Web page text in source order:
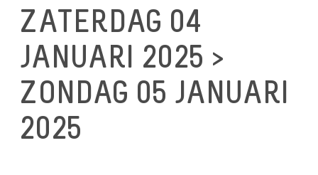
ZATERDAG 04
JANUARI 2025 >
ZONDAG 05 JANUARI
2025